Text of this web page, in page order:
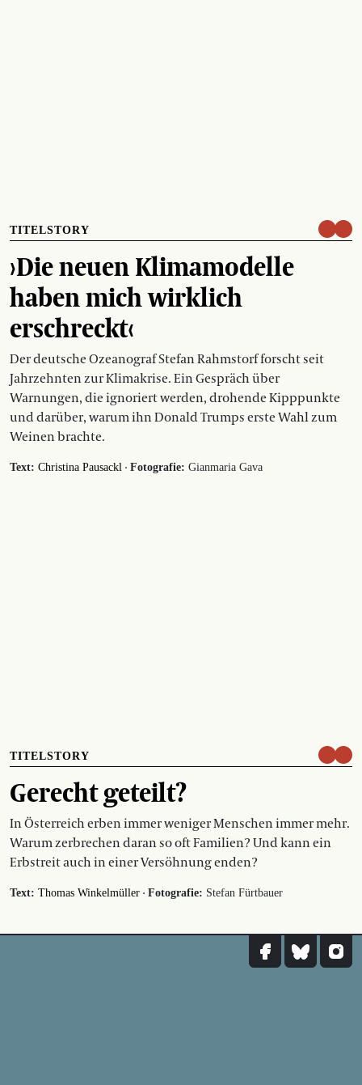
TITELSTORY
›Die neuen Klimamodelle
haben mich wirklich
erschreckt‹
Der deutsche Ozeanograf Stefan Rahmstorf forscht seit
Jahrzehnten zur Klimakrise. Ein Gespräch über
Warnungen, die ignoriert werden, drohende Kipppunkte
und darüber, warum ihn Donald Trumps erste Wahl zum
Weinen brachte.
Text: Christina Pausackl · Fotografie: Gianmaria Gava
TITELSTORY
Gerecht geteilt?
In Österreich erben immer weniger Menschen immer mehr.
Warum zerbrechen daran so oft Familien? Und kann ein
Erbstreit auch in einer Versöhnung enden?
Text: Thomas Winkelmüller · Fotografie: Stefan Fürtbauer